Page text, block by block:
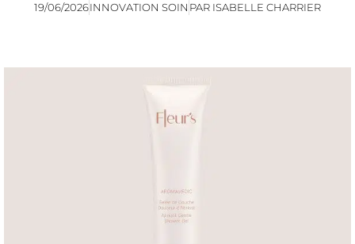
19/06/2026INNOVATION SOIN PAR ISABELLE CHARRIER